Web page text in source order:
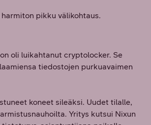
pikku välikohtaus.
oli luikahtanut cryptolocker. Se
tiedostojen purkuavaimen
koneet sileäksi. Uudet tilalle,
Yritys kutsui Nixun